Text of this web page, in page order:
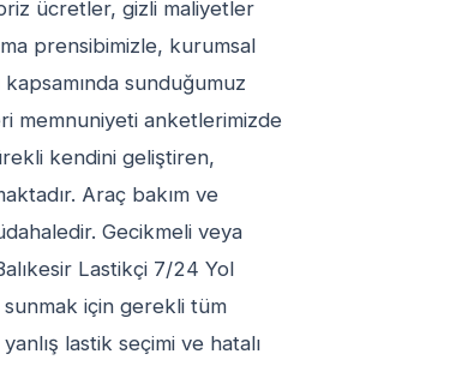
ücretler, gizli maliyetler
prensibimizle, kurumsal
sunduğumuz
memnuniyeti anketlerimizde
kendini geliştiren,
Araç bakım ve
Gecikmeli veya
Lastikçi 7/24 Yol
sunmak için gerekli tüm
lastik seçimi ve hatalı